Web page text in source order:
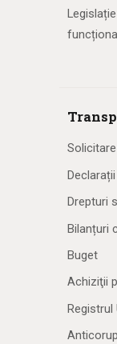
Drepturi
Bilanțuri
Buget
Achiziţii
Registrul